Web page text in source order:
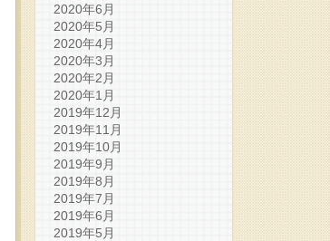
2020年6月
2020年5月
2020年4月
2020年3月
2020年2月
2020年1月
2019年12月
2019年11月
2019年10月
2019年9月
2019年8月
2019年7月
2019年6月
2019年5月